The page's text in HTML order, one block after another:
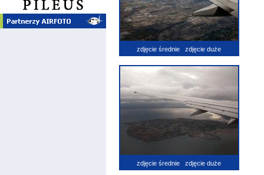
zdjęcie średnie zdjęcie duże
zdjęcie średnie zdjęcie duże